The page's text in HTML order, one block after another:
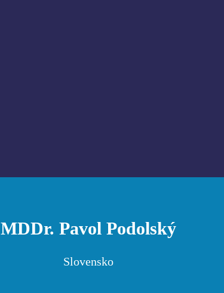
MDDr. Pavol Podolský
Slovensko